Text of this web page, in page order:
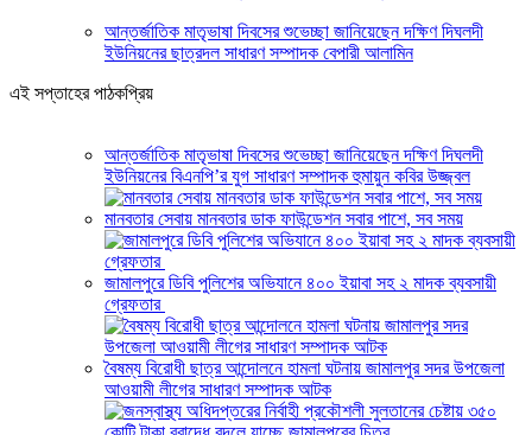
আন্তর্জাতিক মাতৃভাষা দিবসের শুভেচ্ছা জানিয়েছেন দক্ষিণ দিঘলদী
ইউনিয়নের ছাত্রদল সাধারণ সম্পাদক বেপারী আলামিন
এই সপ্তাহের পাঠকপ্রিয়
আন্তর্জাতিক মাতৃভাষা দিবসের শুভেচ্ছা জানিয়েছেন দক্ষিণ দিঘলদী
ইউনিয়নের বিএনপি’র যুগ সাধারণ সম্পাদক হুমায়ুন কবির উজ্জ্বল
মানবতার সেবায় মানবতার ডাক ফাউন্ডেশন সবার পাশে, সব সময়
জামালপুরে ডিবি পুলিশের অভিযানে ৪০০ ইয়াবা সহ ২ মাদক ব্যবসায়ী
গ্রেফতার
বৈষম্য বিরোধী ছাত্র আন্দোলনে হামলা ঘটনায় জামালপুর সদর উপজেলা
আওয়ামী লীগের সাধারণ সম্পাদক আটক